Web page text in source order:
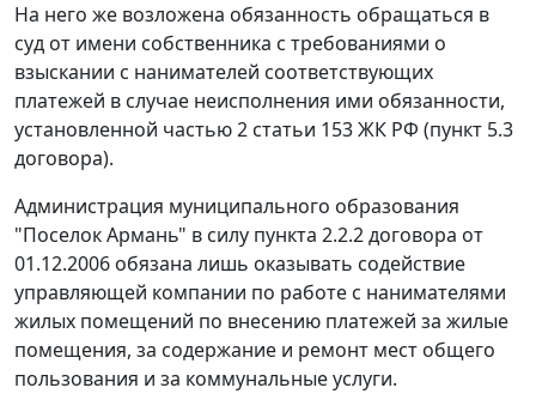
На него же возложена обязанность обращаться в
суд от имени собственника с требованиями о
взыскании с нанимателей соответствующих
платежей в случае неисполнения ими обязанности,
установленной частью 2 статьи 153ЖК РФ (пункт 5.3
договора).
Администрация муниципального образования
"Поселок Армань" в силу пункта 2.2.2 договора от
01.12.2006 обязана лишь оказывать содействие
управляющей компании по работе с нанимателями
жилых помещений по внесению платежей за жилые
помещения, за содержание и ремонт мест общего
пользования и за коммунальные услуги.